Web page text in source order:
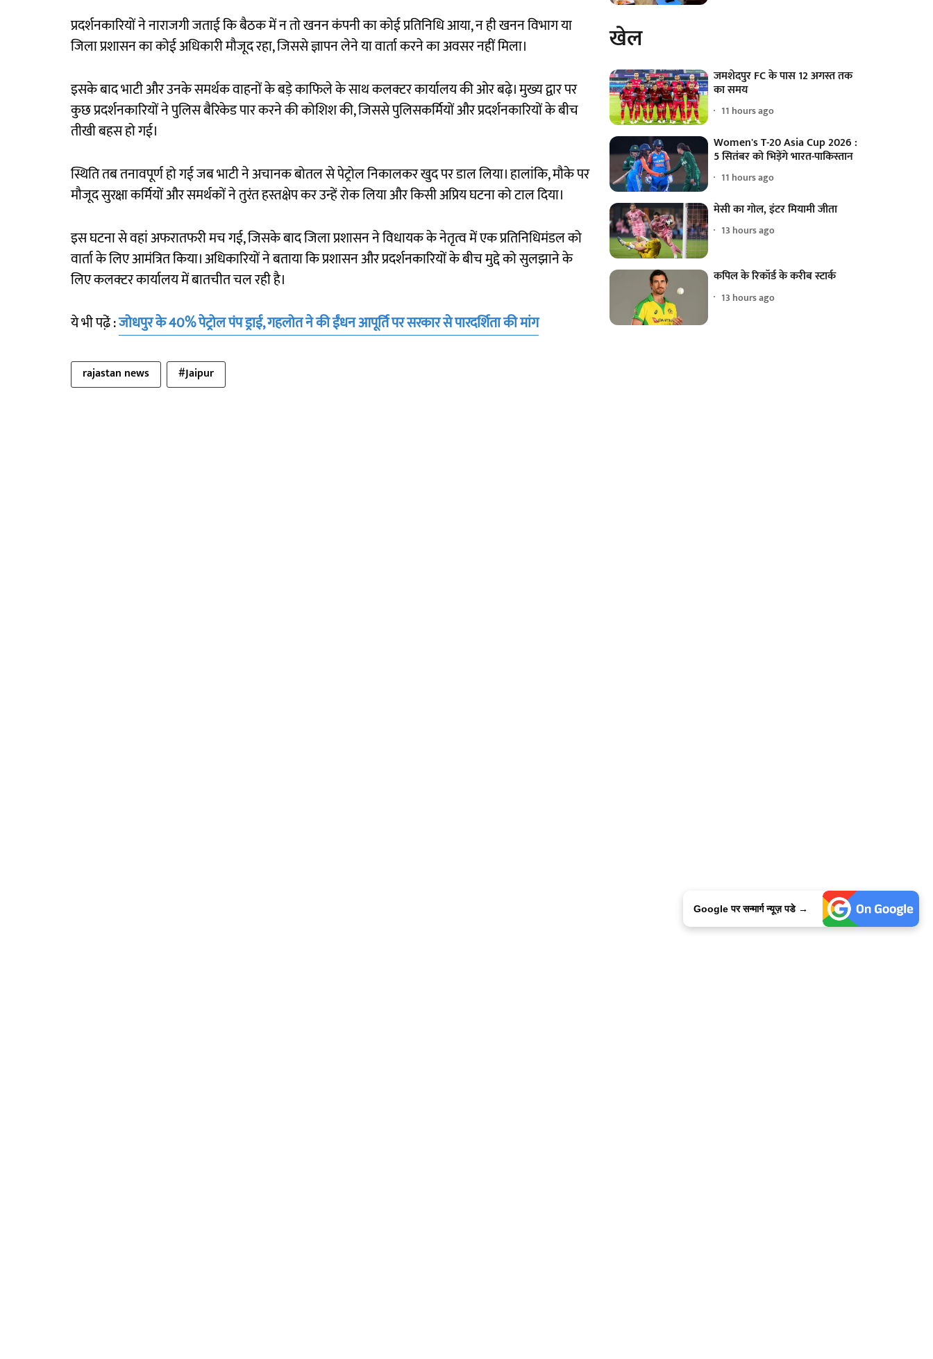
प्रदर्शनकारियों ने नाराजगी जताई कि बैठक में न तो खनन कंपनी का कोई प्रतिनिधि आया, न ही खनन विभाग या
जिला प्रशासन का कोई अधिकारी मौजूद रहा, जिससे ज्ञापन लेने या वार्ता करने का अवसर नहीं मिला।
इसके बाद भाटी और उनके समर्थक वाहनों के बड़े काफिले के साथ कलक्टर कार्यालय की ओर बढ़े। मुख्य द्वार पर
कुछ प्रदर्शनकारियों ने पुलिस बैरिकेड पार करने की कोशिश की, जिससे पुलिसकर्मियों और प्रदर्शनकारियों के बीच
तीखी बहस हो गई।
स्थिति तब तनावपूर्ण हो गई जब भाटी ने अचानक बोतल से पेट्रोल निकालकर खुद पर डाल लिया। हालांकि, मौके पर
मौजूद सुरक्षा कर्मियों और समर्थकों ने तुरंत हस्तक्षेप कर उन्हें रोक लिया और किसी अप्रिय घटना को टाल दिया।
इस घटना से वहां अफरातफरी मच गई, जिसके बाद जिला प्रशासन ने विधायक के नेतृत्व में एक प्रतिनिधिमंडल को
वार्ता के लिए आमंत्रित किया। अधिकारियों ने बताया कि प्रशासन और प्रदर्शनकारियों के बीच मुद्दे को सुलझाने के
लिए कलक्टर कार्यालय में बातचीत चल रही है।
ये भी पढे़ं :जोधपुर के 40% पेट्रोल पंप ड्राई, गहलोत ने की ईंधन आपूर्ति पर सरकार से पारदर्शिता की मांग
rajastan news #Jaipur
खेल
जमशेदपुर FC के पास 12 अगस्त तक
का समय
11 hours ago
Women's T-20 Asia Cup 2026 :
5 सितंबर को भिड़ेंगे भारत-पाकिस्तान
11 hours ago
मेसी का गोल, इंटर मियामी जीता
13 hours ago
कपिल के रिकॉर्ड के करीब स्टार्क
13 hours ago
Google पर सन्मार्ग न्यूज़ पडे →